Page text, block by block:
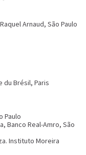
Arnaud, São Paulo
du Brésil, Paris
Paulo
Banco Real-Amro, São
Instituto Moreira